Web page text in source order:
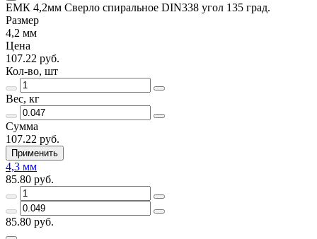
ЕМК 4,2мм Сверло спиральное DIN338 угол 135 град.
Размер
4,2 мм
Цена
107.22 руб.
Кол-во, шт
Вес, кг
Сумма
107.22 руб.
Применить
4,3 мм
85.80 руб.
85.80 руб.